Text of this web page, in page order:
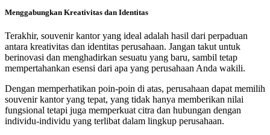
Menggabungkan Kreativitas dan Identitas
Terakhir, souvenir kantor yang ideal adalah hasil dari perpaduan
antara kreativitas dan identitas perusahaan. Jangan takut untuk
berinovasi dan menghadirkan sesuatu yang baru, sambil tetap
mempertahankan esensi dari apa yang perusahaan Anda wakili.
Dengan memperhatikan poin-poin di atas, perusahaan dapat memilih
souvenir kantor yang tepat, yang tidak hanya memberikan nilai
fungsional tetapi juga memperkuat citra dan hubungan dengan
individu-individu yang terlibat dalam lingkup perusahaan.